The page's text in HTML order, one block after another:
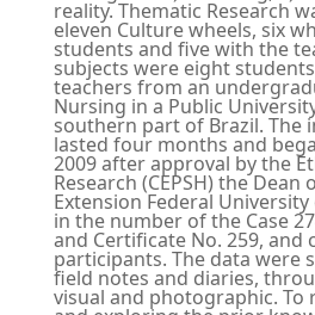
reality. Thematic Research
eleven Culture wheels, six
students and five with the
subjects were eight
teachers from an
Nursing in a Public
southern part of Brazil. The
lasted four months and
2009 after approval by the
Research (CEPSH) the Dean
Extension Federal
in the number of the Case
and Certificate No. 259, and
participants. The data were
field notes and diaries,
visual and photographic. To